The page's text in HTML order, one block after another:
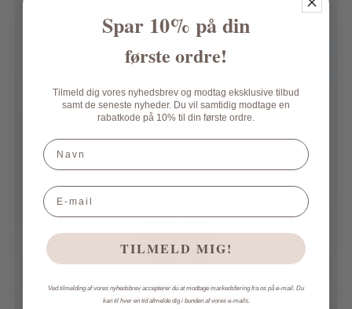
Spar 10% på din
første ordre!
Tilmeld dig vores nyhedsbrev og modtag eksklusive tilbud
samt de seneste nyheder. Du vil samtidig modtage en
rabatkode på 10% til din første ordre.
Navn
Email
TILMELD MIG!
Ved tilmelding af vores nyhedsbrev accepterer du at modtage markedsføring fra os på e-mail. Du
kan til hver en tid afmelde dig i bunden af vores e-mails.